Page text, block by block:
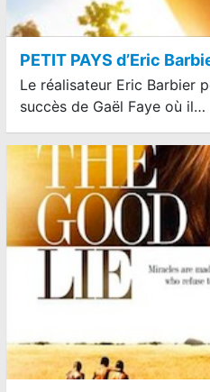
PETIT PAYS d’Eric
Le réalisateur Eric Barbier
succès de Gaël Faye où il…